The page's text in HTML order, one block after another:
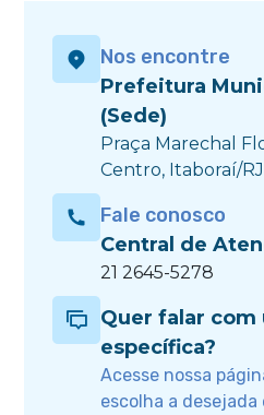
Nos encontre
Prefeitura
(Sede)
Praça Marechal
Centro, Itaboraí/
Fale conosco
Central de
21 2645-5278
Quer falar com
específica?
Acesse nossa
escolha a